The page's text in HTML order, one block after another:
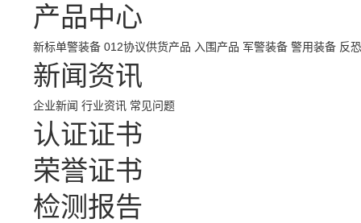
产品中心
新标单警装备 012协议供货产品 入围产品 军警装备 警用装备 反
新闻资讯
企业新闻 行业资讯 常见问题
认证证书
荣誉证书
检测报告